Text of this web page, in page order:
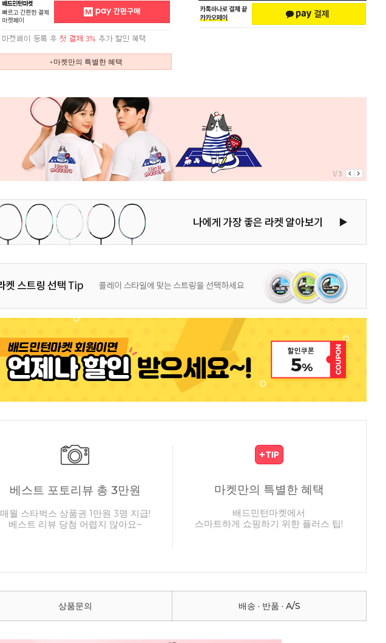
+마켓만의 특별한 혜택
1/3
베스트 포토리뷰 총 3만원
매월 스타벅스 상품권 1만원 3명 지급!
베스트 리뷰 당첨 어렵지 않아요~
마켓만의 특별한 혜택
배드민턴마켓에서
스마트하게 쇼핑하기 위한 플러스 팁!
상품문의 배송 · 반품 · A/S